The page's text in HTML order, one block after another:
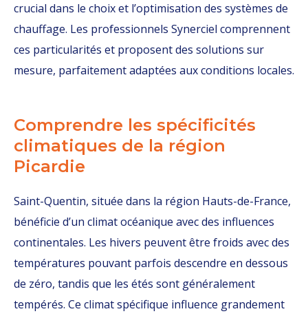
crucial dans le choix et l’optimisation des systèmes de
chauffage. Les professionnels Synerciel comprennent
ces particularités et proposent des solutions sur
mesure, parfaitement adaptées aux conditions locales.
Comprendre les spécificités
climatiques de la région
Picardie
Saint-Quentin, située dans la région Hauts-de-France,
bénéficie d’un climat océanique avec des influences
continentales. Les hivers peuvent être froids avec des
températures pouvant parfois descendre en dessous
de zéro, tandis que les étés sont généralement
tempérés. Ce climat spécifique influence grandement